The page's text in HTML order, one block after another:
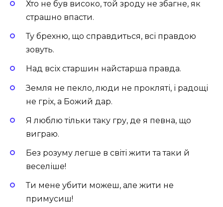
Хто не був високо, той зроду не збагне, як
страшно впасти.
Ту брехню, що справдиться, всі правдою
зовуть.
Над всіх старшин найстарша правда.
Земля не пекло, люди не прокляті, і радощі
не гріх, а Божий дар.
Я люблю тільки таку гру, де я певна, що
виграю.
Без розуму легше в світі жити та таки й
веселіше!
Ти мене убити можеш, але жити не
примусиш!